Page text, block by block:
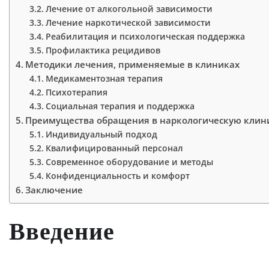
Лечение от алкогольной зависимости
Лечение наркотической зависимости
Реабилитация и психологическая поддержка
Профилактика рецидивов
Методики лечения, применяемые в клиниках
Медикаментозная терапия
Психотерапия
Социальная терапия и поддержка
Преимущества обращения в наркологическую
Индивидуальный подход
Квалифицированный персонал
Современное оборудование и методы
Конфиденциальность и комфорт
Заключение
Введение